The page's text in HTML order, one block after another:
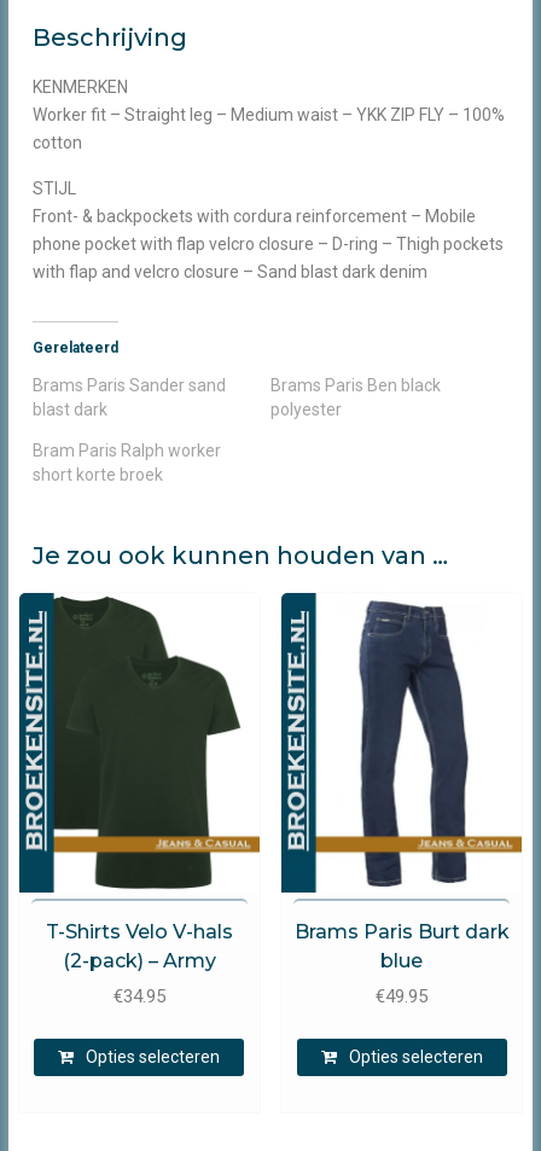
Beschrijving
KENMERKEN
Worker fit – Straight leg – Medium waist – YKK ZIP FLY – 100%
cotton
STIJL
Front- & backpockets with cordura reinforcement – Mobile
phone pocket with flap velcro closure – D-ring – Thigh pockets
with flap and velcro closure – Sand blast dark denim
Gerelateerd
Brams Paris Sander sand
blast dark
Brams Paris Ben black
polyester
Bram Paris Ralph worker
short korte broek
Je zou ook kunnen houden van …
Brams Paris
T-Shirts Velo V-hals
(2-pack) – Army
€34.95
Opties selecteren
Brams Paris
Brams Paris Burt dark
blue
€49.95
Opties selecteren